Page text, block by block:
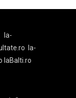
la-
la-
laBalti.ro